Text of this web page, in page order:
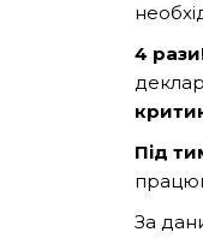
4
Під
За